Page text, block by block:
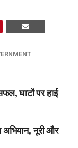
घाटों पर हाई
अभियान, नूरी और